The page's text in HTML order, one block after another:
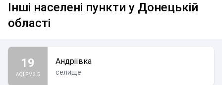
Інші населені пункти у Донецькій
області
19
AQI PM2.5
Андріївка
селище